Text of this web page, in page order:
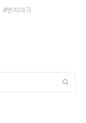
벤치마크